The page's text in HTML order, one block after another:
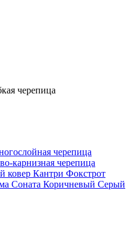
черепица
черепица
карнизная черепица
ковер Кантри Фокстрот
Соната Коричневый Серый